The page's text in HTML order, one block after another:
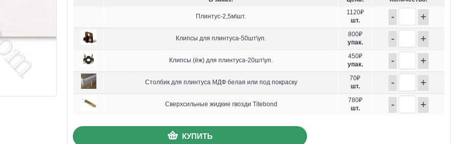
Плинтус-2,5м\шт.
1120₽
шт.
- +
Клипсы для плинтуса-50шт\уп.
800₽
упак.
- +
Клипсы (ёж) для плинтуса-20шт\уп.
450₽
упак.
- +
Столбик для плинтуса МДФ белая или под покраску
70₽
шт.
- +
Сверхсильные жидкие гвозди Titebond
780₽
шт.
- +
КУПИТЬ